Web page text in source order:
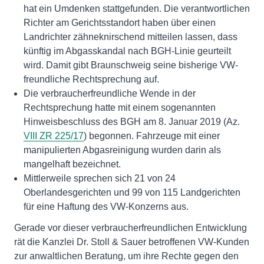
hat ein Umdenken stattgefunden. Die verantwortlichen
Richter am Gerichtsstandort haben über einen
Landrichter zähneknirschend mitteilen lassen, dass
künftig im Abgasskandal nach BGH-Linie geurteilt
wird. Damit gibt Braunschweig seine bisherige VW-
freundliche Rechtsprechung auf.
Die verbraucherfreundliche Wende in der
Rechtsprechung hatte mit einem sogenannten
Hinweisbeschluss des BGH am 8. Januar 2019 (Az.
VIII ZR 225/17) begonnen. Fahrzeuge mit einer
manipulierten Abgasreinigung wurden darin als
mangelhaft bezeichnet.
Mittlerweile sprechen sich 21 von 24
Oberlandesgerichten und 99 von 115 Landgerichten
für eine Haftung des VW-Konzerns aus.
Gerade vor dieser verbraucherfreundlichen Entwicklung
rät die Kanzlei Dr. Stoll & Sauer betroffenen VW-Kunden
zur anwaltlichen Beratung, um ihre Rechte gegen den